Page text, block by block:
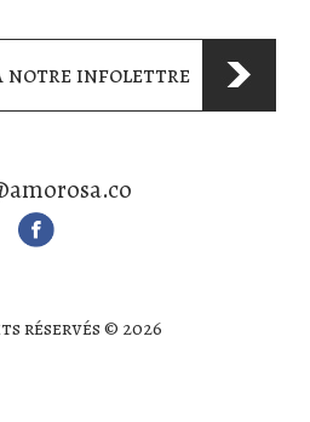
notre infolettre
réservés © 2026